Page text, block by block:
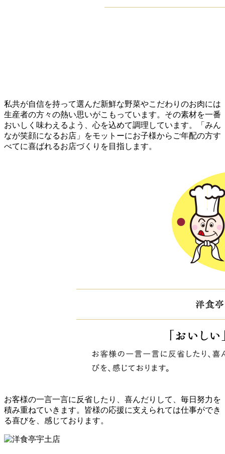
私共が自信を持って選んだ新鮮な野菜やこだわりのお肉には
生産者の方々の熱い思いがこもっています。その素材を一番
おいしく味わえるよう、心を込めて調理しています。「みん
なが笑顔になるお店」をモットーにお子様からご年配の方す
べてに喜ばれるお店づくりを目指します。
お客様の一言一言に反省したり、喜んだりして、毎日努力を
積み重ねていきます。皆様の応援に支えられては仕事ができ
る喜びを、感じております。